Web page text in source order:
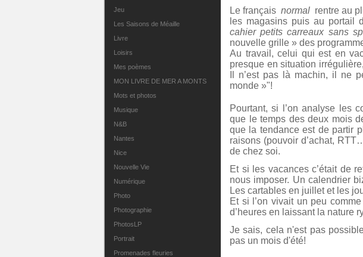
Jeu
Les Saisons de Méaille
Livre
Loisirs
Mes poèmes
MON LIVRE DE MER A MONTS
Mots et photos
Musique
N&B
Nantes
Nice
Nouvelle Vie
Numérique
Photo
Photographie
PhotosLP
Portrait
Promenades fleuries
Le français normal rentre au
les magasins puis au portail
cahier petits carreaux sans
nouvelle grille » des
Au travail, celui qui est en
presque en situation
Il n’est pas là machin, il ne
monde »"!
Pourtant, si l’on analyse les
que le temps des deux mois
que la tendance est de partir
raisons (pouvoir d’achat,
de chez soi.
Et si les vacances c’était de
nous imposer. Un calendrier
Les cartables en juillet et les
Et si l’on vivait un peu
d’heures en laissant la nature
Je sais, cela n'est pas
pas un mois d'été!